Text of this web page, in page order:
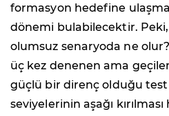
formasyon hedefine
dönemi bulabilecektir. Peki,
olumsuz senaryoda ne
üç kez denenen ama
güçlü bir direnç olduğu
seviyelerinin aşağı